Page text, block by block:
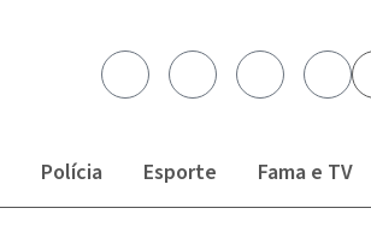
Polícia Esporte Fama e TV